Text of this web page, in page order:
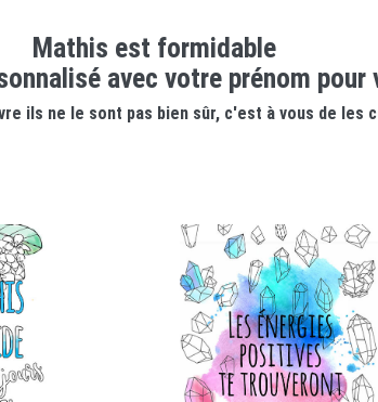
Mathis est formidable
avec votre prénom pour
ils ne le sont pas bien sûr, c'est à vous de les